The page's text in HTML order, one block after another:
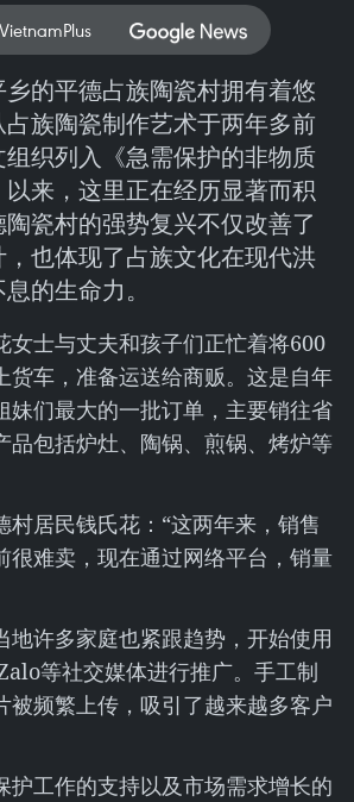
的平德占族陶瓷村拥有着悠
族陶瓷制作艺术于两年多前
织列入《急需保护的非物质
来，这里正在经历显著而积
瓷村的强势复兴不仅改善了
也体现了占族文化在现代洪
的生命力。
女士与丈夫和孩子们正忙着将600
货车，准备运送给商贩。这是自年
妹们最大的一批订单，主要销往省
品包括炉灶、陶锅、煎锅、烤炉等
村居民钱氏花：“这两年来，销售
很难卖，现在通过网络平台，销量
地许多家庭也紧跟趋势，开始使用
等社交媒体进行推广。手工制
被频繁上传，吸引了越来越多客户
护工作的支持以及市场需求增长的